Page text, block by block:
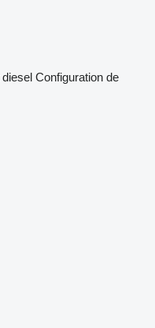
diesel Configuration de